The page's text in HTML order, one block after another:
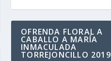
OFRENDA FLORAL A
CABALLO A MARÍA
INMACULADA
TORREJONCILLO 2019